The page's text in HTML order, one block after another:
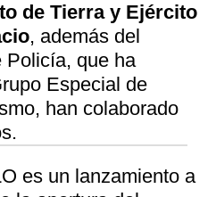
de Tierra y Ejército
, además del
Policía, que ha
Especial de
han colaborado
es un lanzamiento a